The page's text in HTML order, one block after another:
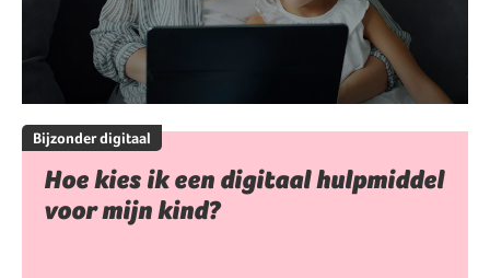
Bijzonder digitaal
Hoe kies ik een digitaal hulpmiddel
voor mijn kind?